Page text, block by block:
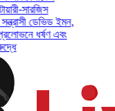
সারজিস
ডেভিড ইমন,
ধর্ষণ এবং